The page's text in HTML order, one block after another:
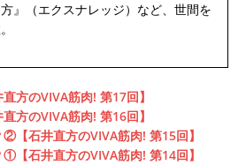
』（エクスナレッジ）など、世間を
方のVIVA筋肉! 第17回】
方のVIVA筋肉! 第16回】
【石井直方のVIVA筋肉! 第15回】
【石井直方のVIVA筋肉! 第14回】